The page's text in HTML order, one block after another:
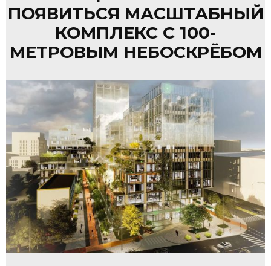
ПОЯВИТЬСЯ МАСШТАБНЫЙ
КОМПЛЕКС С 100-
МЕТРОВЫМ НЕБОСКРЁБОМ